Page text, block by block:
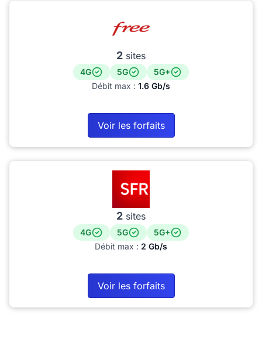
2 sites
4G 5G
5G+
Débit max : 1.6 Gb/s
Voir les forfaits
2 sites
4G 5G
5G+
Débit max : 2 Gb/s
Voir les forfaits